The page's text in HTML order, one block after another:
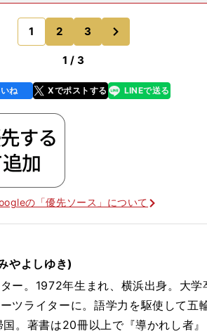
（ほうこう）を上げる姿が剛胆さを映
昨年の代表合
1 2 3
1 / 3
ね Xでポストする
line LINEで送る
の「優先ソース」について
やよしゆき)
ー。1972年生まれ、横浜出身。大学
ツライターに。語学力を駆使して五
。著書は20冊以上で『導かれし者